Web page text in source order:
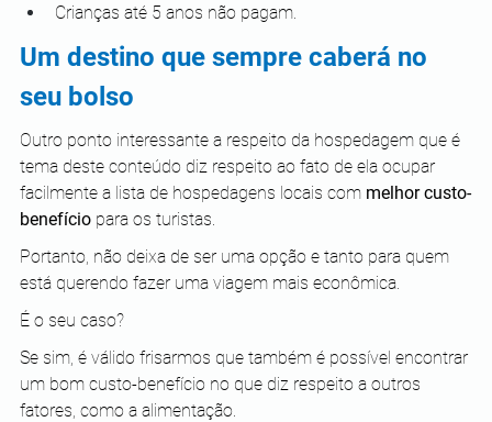
Crianças até 5 anos não pagam.
Um destino que sempre caberá no
seu bolso
Outro ponto interessante a respeito da hospedagem que é
tema deste conteúdo diz respeito ao fato de ela ocupar
facilmente a lista de hospedagens locais com melhor custo-
benefício para os turistas.
Portanto, não deixa de ser uma opção e tanto para quem
está querendo fazer uma viagem mais econômica.
É o seu caso?
Se sim, é válido frisarmos que também é possível encontrar
um bom custo-benefício no que diz respeito a outros
fatores, como a alimentação.